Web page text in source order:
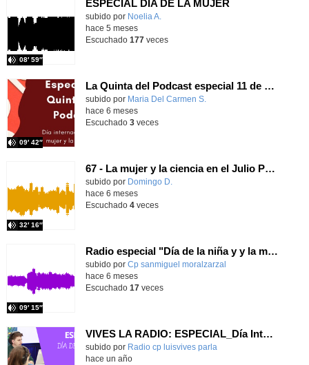
ESPECIAL DÍA DE LA MUJER
Contenido educativo.
subido por Noelia A.
08′ 59″
hace 5 meses
Escuchado 177veces
La Quinta del Podcast especial 11 de Febrero
Contenido educativo.
subido por Maria Del Carmen S.
09′ 42″
hace 6 meses
Escuchado 3veces
67 - La mujer y la ciencia en el Julio Pérez
Contenido educativo.
subido por Domingo D.
32′ 16″
hace 6 meses
Escuchado 4veces
Radio especial "Día de la niña y y la mujer en la ciencia"
Contenido educativo.
subido por Cp sanmiguel moralzarzal
09′ 15″
hace 6 meses
Escuchado 17veces
VIVES LA RADIO: ESPECIAL_Día Internacional de la Mujer
Contenido educativo.
subido por Radio cp luisvives parla
hace un año